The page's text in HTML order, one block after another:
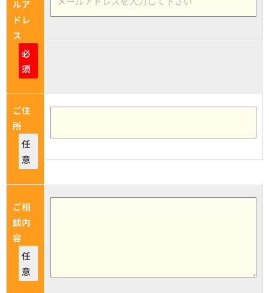
ルア
ドレ
ス
必
須
ご住
所
任
意
ご相
談内
容
任
意